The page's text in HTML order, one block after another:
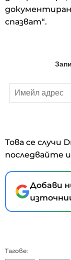
спазват“.
Това се случи
последвайте
Добави
Тагове: